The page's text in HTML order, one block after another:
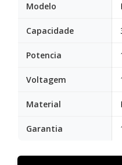
Modelo
Capacidade
Potencia
Voltagem
Material
Garantia